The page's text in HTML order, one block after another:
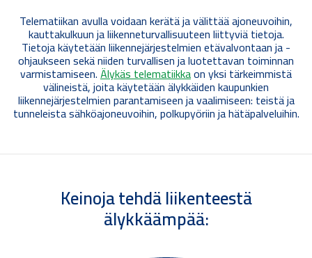
Telematiikan avulla voidaan kerätä ja välittää ajoneuvoihin,
kauttakulkuun ja liikenneturvallisuuteen liittyviä tietoja.
Tietoja käytetään liikennejärjestelmien etävalvontaan ja -
ohjaukseen sekä niiden turvallisen ja luotettavan toiminnan
varmistamiseen.Älykäs telematiikkaon yksi tärkeimmistä
välineistä, joita käytetään älykkäiden kaupunkien
liikennejärjestelmien parantamiseen ja vaalimiseen: teistä ja
tunneleista sähköajoneuvoihin, polkupyöriin ja hätäpalveluihin.
Keinoja tehdä liikenteestä
älykkäämpää: